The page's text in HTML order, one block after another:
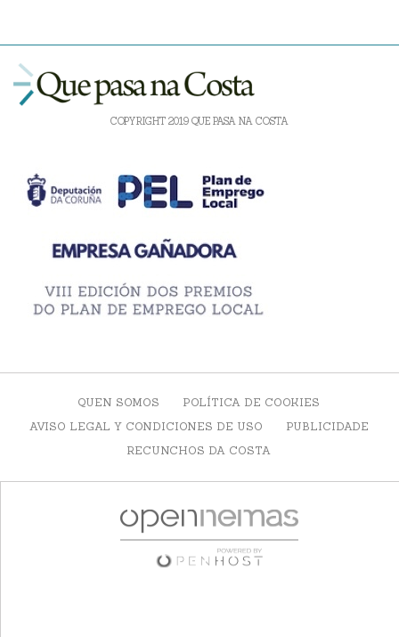
COPYRIGHT 2019 QUE PASA NA COSTA
QUEN SOMOS
POLÍTICA DE COOKIES
AVISO LEGAL Y CONDICIONES DE USO
PUBLICIDADE
RECUNCHOS DA COSTA